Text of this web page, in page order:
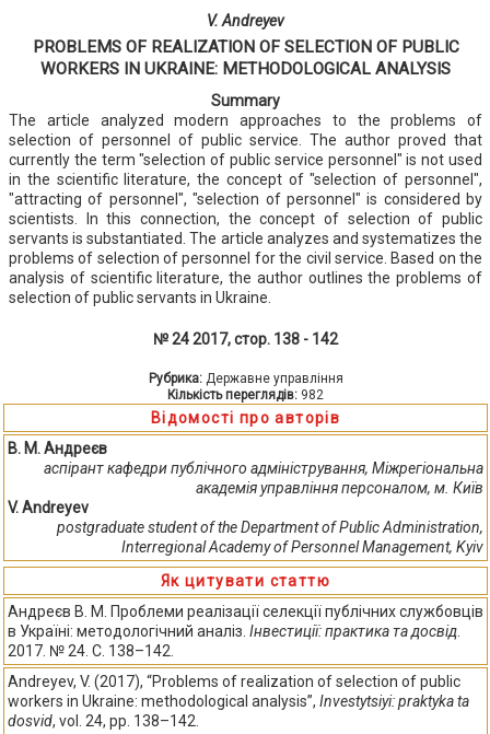
V. Andreyev
PROBLEMS OF REALIZATION OF SELECTION OF PUBLIC
WORKERS IN UKRAINE: METHODOLOGICAL ANALYSIS
Summary
The article analyzed modern approaches to the problems of
selection of personnel of public service. The author proved that
currently the term "selection of public service personnel" is not used
in the scientific literature, the concept of "selection of personnel",
"attracting of personnel", "selection of personnel" is considered by
scientists. In this connection, the concept of selection of public
servants is substantiated. The article analyzes and systematizes the
problems of selection of personnel for the civil service. Based on the
analysis of scientific literature, the author outlines the problems of
selection of public servants in Ukraine.
№ 24 2017, стор. 138 - 142
Рубрика: Державне управління
Кількість переглядів: 982
Відомості про авторів
В. М. Андреєв
аспірант кафедри публічного адміністрування, Міжрегіональна
академія управління персоналом, м. Київ
V. Andreyev
postgraduate student of the Department of Public Administration,
Interregional Academy of Personnel Management, Kyiv
Як цитувати статтю
Андреєв В. М. Проблеми реалізації селекції публічних службовців
в Україні: методологічний аналіз. Інвестиції: практика та досвід
2017. № 24. С. 138–142.
Andreyev, V. (2017), “Problems of realization of selection of public
workers in Ukraine: methodological analysis”, Investytsiyi: praktyka ta
dosvid, vol. 24, pp. 138–142.